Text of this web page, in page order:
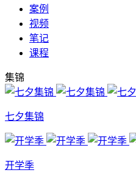
案例
视频
笔记
课程
集锦
七夕集锦
开学季